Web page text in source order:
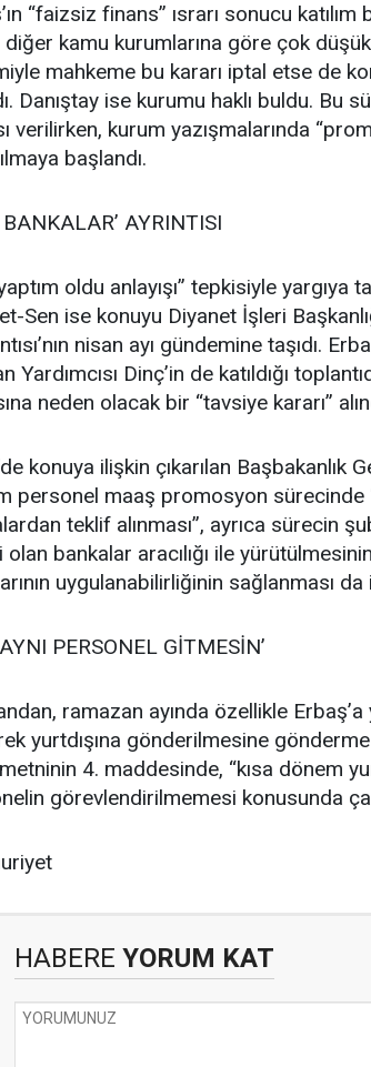
“faizsiz finans” ısrarı sonucu
diğer kamu kurumlarına göre çok
mahkeme bu kararı iptal etse de
Danıştay ise kurumu haklı buldu. Bu
verilirken, kurum yazışmalarında
başlandı.
BANKALAR’ AYRINTISI
oldu anlayışı” tepkisiyle yargıya
Sen ise konuyu Diyanet İşleri
nisan ayı gündemine taşıdı.
Yardımcısı Dinç’in de katıldığı
neden olacak bir “tavsiye kararı”
konuya ilişkin çıkarılan Başbakanlık
personel maaş promosyon sürecinde
teklif alınması”, ayrıca sürecin
olan bankalar aracılığı ile
uygulanabilirliğinin sağlanması da
PERSONEL GİTMESİN’
ramazan ayında özellikle
yurtdışına gönderilmesine
4. maddesinde, “kısa dönem
görevlendirilmemesi konusunda
HABERE YORUM KAT